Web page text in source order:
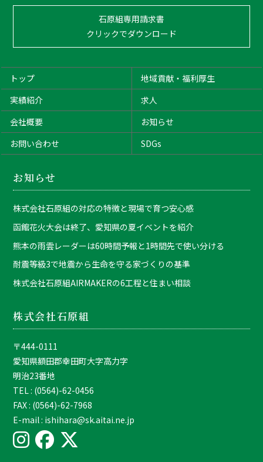
石原組専用請求書
クリックでダウンロード
トップ
地域貢献・福利厚生
実績紹介
求人
会社概要
お知らせ
お問い合わせ
SDGs
お知らせ
株式会社石原組の対応の特徴と現場で育つ安心感
函館花火大会は終了、愛知県の夏イベントを紹介
熊本の雨雲レーダーは60時間予報と1時間先で使い分ける
耐震等級3で地震から生命を守る家づくりの基準
株式会社石原組AIRMAKERの6工程と住まい相談
株式会社石原組
〒444-0111
愛知県額田郡幸田町大字高力字
明治23番地
TEL : (0564)-62-0456
FAX : (0564)-62-7968
E-mail : ishihara@sk.aitai.ne.jp